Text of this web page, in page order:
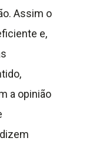
Assim o
e,
a opinião